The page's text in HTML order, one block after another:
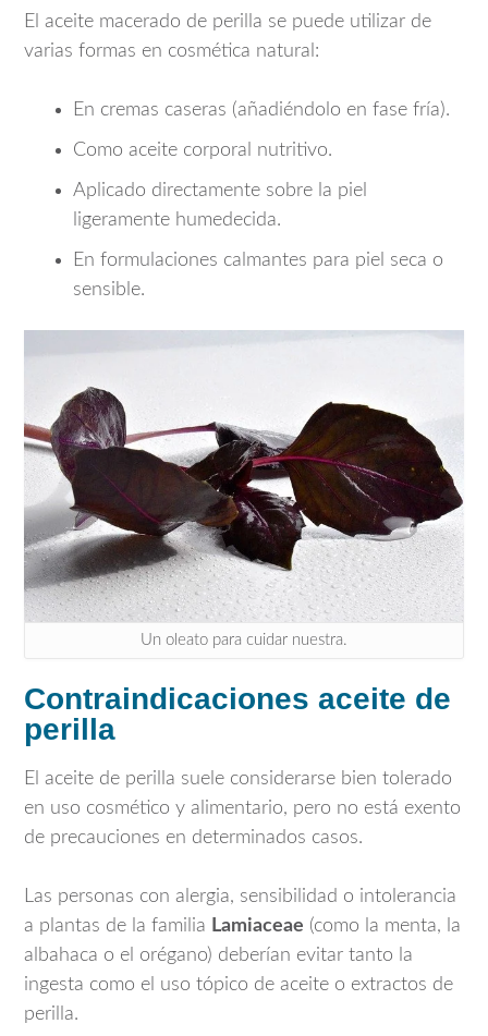
El aceite macerado de perilla se puede utilizar de
varias formas en cosmética natural:
En cremas caseras (añadiéndolo en fase fría).
Como aceite corporal nutritivo.
Aplicado directamente sobre la piel
ligeramente humedecida.
En formulaciones calmantes para piel seca o
sensible.
Un oleato para cuidar nuestra.
Contraindicaciones aceite de
perilla
El aceite de perilla suele considerarse bien tolerado
en uso cosmético y alimentario, pero no está exento
de precauciones en determinados casos.
Las personas con alergia, sensibilidad o intolerancia
a plantas de la familia Lamiaceae (como la menta, la
albahaca o el orégano) deberían evitar tanto la
ingesta como el uso tópico de aceite o extractos de
perilla.